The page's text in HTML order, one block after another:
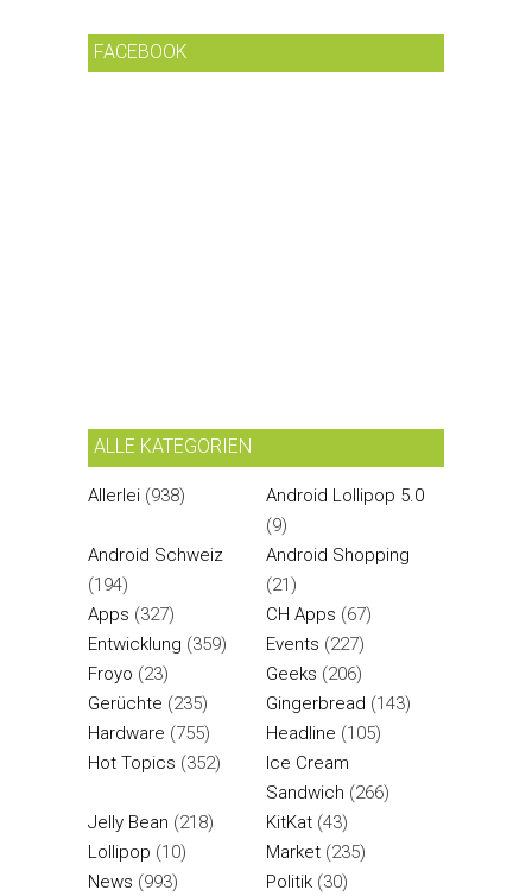
FACEBOOK
ALLE KATEGORIEN
Allerlei (938)
Android Lollipop 5.0
(9)
Android Schweiz
(194)
Android Shopping
(21)
Apps (327) CH Apps (67)
Entwicklung (359) Events (227)
Froyo (23) Geeks (206)
Gerüchte (235) Gingerbread (143)
Hardware (755) Headline (105)
Hot Topics (352)
Ice Cream
Sandwich (266)
Jelly Bean (218) KitKat (43)
Lollipop (10) Market (235)
News (993) Politik (30)